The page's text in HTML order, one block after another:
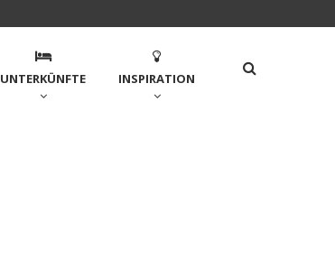
UNTERKÜNFTE INSPIRATION